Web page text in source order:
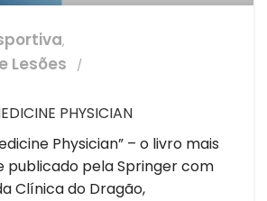
,
Lesões
PHYSICIAN
Physician” – o livro mais
pela Springer com
Clínica do Dragão,